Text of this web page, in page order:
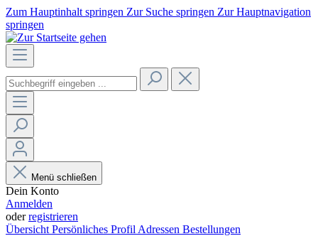
Zum Hauptinhalt springen Zur Suche springen Zur Hauptnavigation
springen
Menü schließen
Dein Konto
Anmelden
oderregistrieren
Übersicht Persönliches Profil Adressen Bestellungen